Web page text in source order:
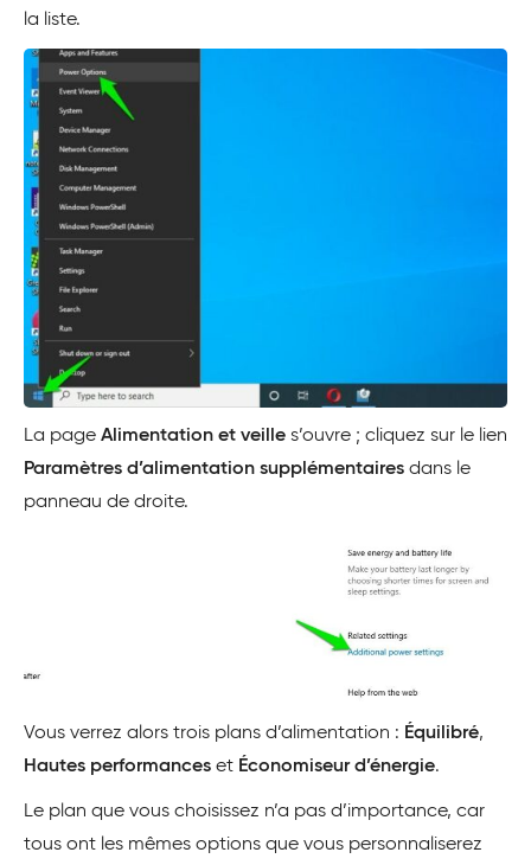
la liste.
La page Alimentation et veille s’ouvre ; cliquez sur le lien
Paramètres d’alimentation supplémentaires dans le
panneau de droite.
Vous verrez alors trois plans d’alimentation : Équilibré,
Hautes performances et Économiseur d’énergie.
Le plan que vous choisissez n’a pas d’importance, car
tous ont les mêmes options que vous personnaliserez